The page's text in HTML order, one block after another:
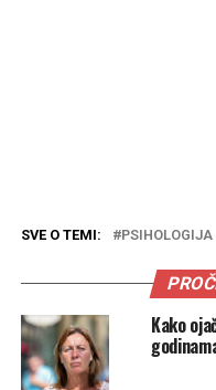
SVE O TEMI: PSIHOLOGIJA
Kako